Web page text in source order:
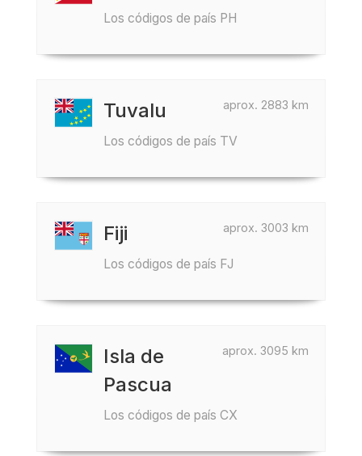
Los códigos de país PH
aprox. 2883 km
Tuvalu
Los códigos de país TV
aprox. 3003 km
Fiji
Los códigos de país FJ
aprox. 3095 km
Isla de
Pascua
Los códigos de país CX